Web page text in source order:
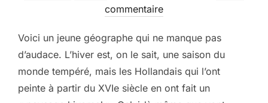
le
commentaire
Voici un jeune géographe qui ne manque pas
d’audace. L’hiver est, on le sait, une saison du
monde tempéré, mais les Hollandais qui l’ont
peinte à partir du XVIe siècle en ont fait un